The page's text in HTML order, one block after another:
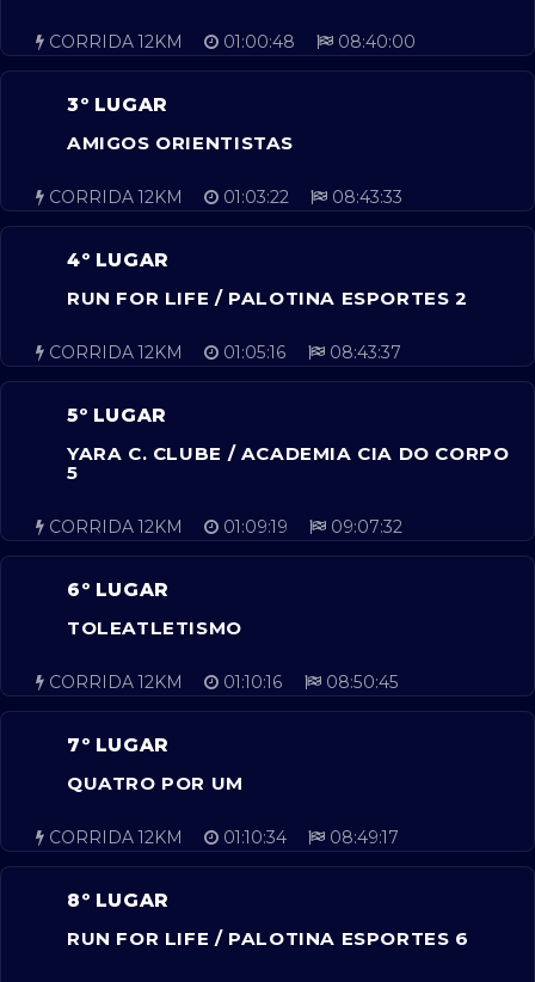
CORRIDA 12KM 01:00:48 08:40:00
3º LUGAR
AMIGOS ORIENTISTAS
CORRIDA 12KM 01:03:22 08:43:33
4º LUGAR
RUN FOR LIFE / PALOTINA ESPORTES 2
CORRIDA 12KM 01:05:16 08:43:37
5º LUGAR
YARA C. CLUBE / ACADEMIA CIA DO CORPO
5
CORRIDA 12KM 01:09:19 09:07:32
6º LUGAR
TOLEATLETISMO
CORRIDA 12KM 01:10:16 08:50:45
7º LUGAR
QUATRO POR UM
CORRIDA 12KM 01:10:34 08:49:17
8º LUGAR
RUN FOR LIFE / PALOTINA ESPORTES 6